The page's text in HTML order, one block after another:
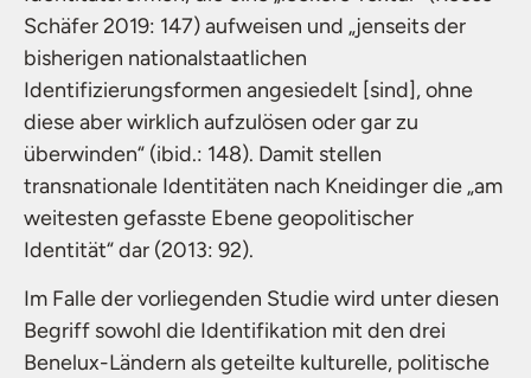
Schäfer 2019: 147) aufweisen und „jenseits der
bisherigen nationalstaatlichen
Identifizierungsformen angesiedelt [sind], ohne
diese aber wirklich aufzulösen oder gar zu
überwinden“ (ibid.: 148). Damit stellen
transnationale Identitäten nach Kneidinger die „am
weitesten gefasste Ebene geopolitischer
Identität“ dar (2013: 92).
Im Falle der vorliegenden Studie wird unter diesen
Begriff sowohl die Identifikation mit den drei
Benelux-Ländern als geteilte kulturelle, politische